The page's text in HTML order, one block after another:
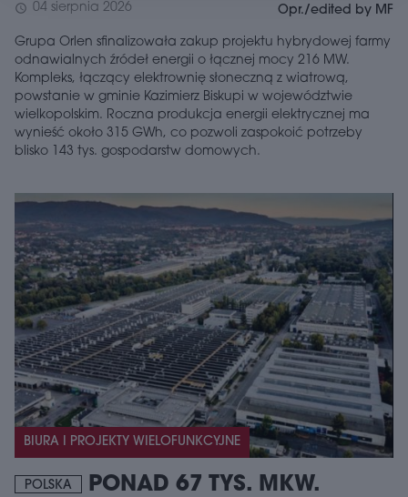
schedule 04 sierpnia 2026 Opr./edited by MF
Grupa Orlen sfinalizowała zakup projektu hybrydowej farmy
odnawialnych źródeł energii o łącznej mocy 216 MW.
Kompleks, łączący elektrownię słoneczną z wiatrową,
powstanie w gminie Kazimierz Biskupi w województwie
wielkopolskim. Roczna produkcja energii elektrycznej ma
wynieść około 315 GWh, co pozwoli zaspokoić potrzeby
blisko 143 tys. gospodarstw domowych.
BIURA I PROJEKTY WIELOFUNKCYJNE
POLSKA
PONAD 67 TYS. MKW.